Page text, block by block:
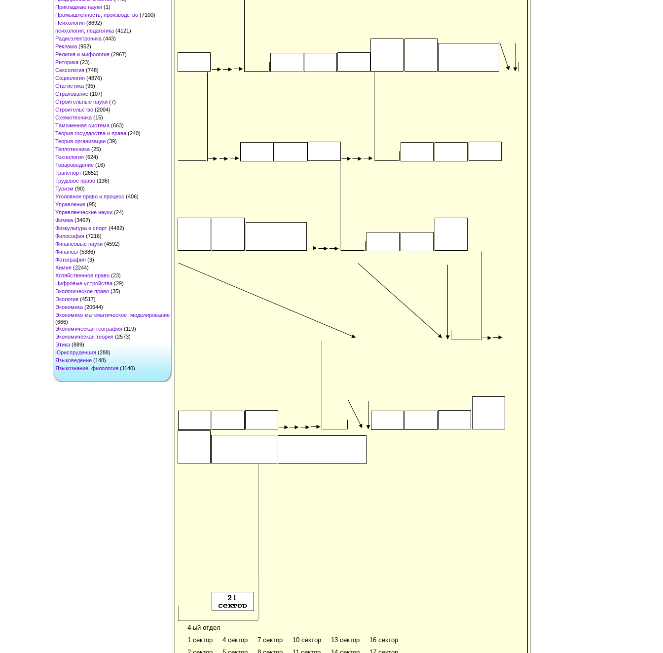
Прикладные науки (1)
Промышленность, производство (7100)
Психология (8692)
психология, педагогика (4121)
Радиоэлектроника (443)
Реклама (952)
Религия и мифология (2967)
Риторика (23)
Сексология (748)
Социология (4876)
Статистика (95)
Страхование (107)
Строительные науки (7)
Строительство (2004)
Схемотехника (15)
Таможенная система (663)
Теория государства и права (240)
Теория организации (39)
Теплотехника (25)
Технология (624)
Товароведение (16)
Транспорт (2652)
Трудовое право (136)
Туризм (90)
Уголовное право и процесс (406)
Управление (95)
Управленческие науки (24)
Физика (3462)
Физкультура и спорт (4482)
Философия (7216)
Финансовые науки (4592)
Финансы (5386)
Фотография (3)
Химия (2244)
Хозяйственное право (23)
Цифровые устройства (29)
Экологическое право (35)
Экология (4517)
Экономика (20644)
Экономико-математическое моделирование
(666)
Экономическая география (119)
Экономическая теория (2573)
Этика (889)
Юриспруденция (288)
Языковедение (148)
Языкознание, филология (1140)
4-ый отдел
1 сектор
4 сектор 7 сектор 10 сектор 13 сектор
16 сектор